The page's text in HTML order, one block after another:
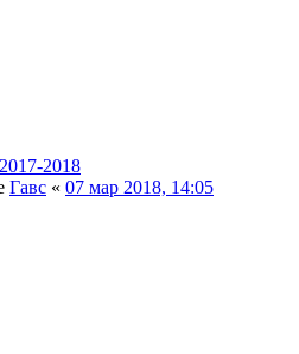
2018
Гавс « 07 мар 2018, 14:05